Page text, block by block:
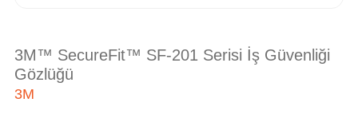
3M™ SecureFit™ SF-201 Serisi İş Güvenliği
Gözlüğü
3M